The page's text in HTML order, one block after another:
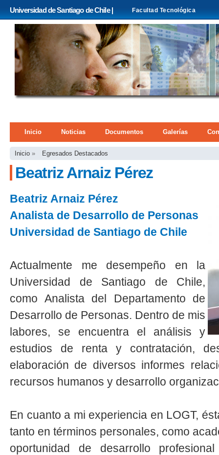
Universidad de Santiago de Chile | Facultad Tecnológica
Menú principal
Inicio Noticias Documentos Galerías
Se encuentra usted aquí
Inicio » Egresados Destacados
Beatriz Arnaiz Pérez
Beatriz Arnaiz Pérez
Analista de Desarrollo de Personas
Universidad de Santiago de Chile
Actualmente me desempeño en la
Universidad de Santiago de Chile,
como Analista del Departamento de
Desarrollo de Personas. Dentro de mis
labores, se encuentra el análisis y
estudios de renta y contratación,
elaboración de diversos informes
recursos humanos y desarrollo
En cuanto a mi experiencia en LOGT,
tanto en términos personales, como
oportunidad de desarrollo